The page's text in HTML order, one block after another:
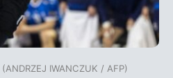
IWANCZUK / AFP)